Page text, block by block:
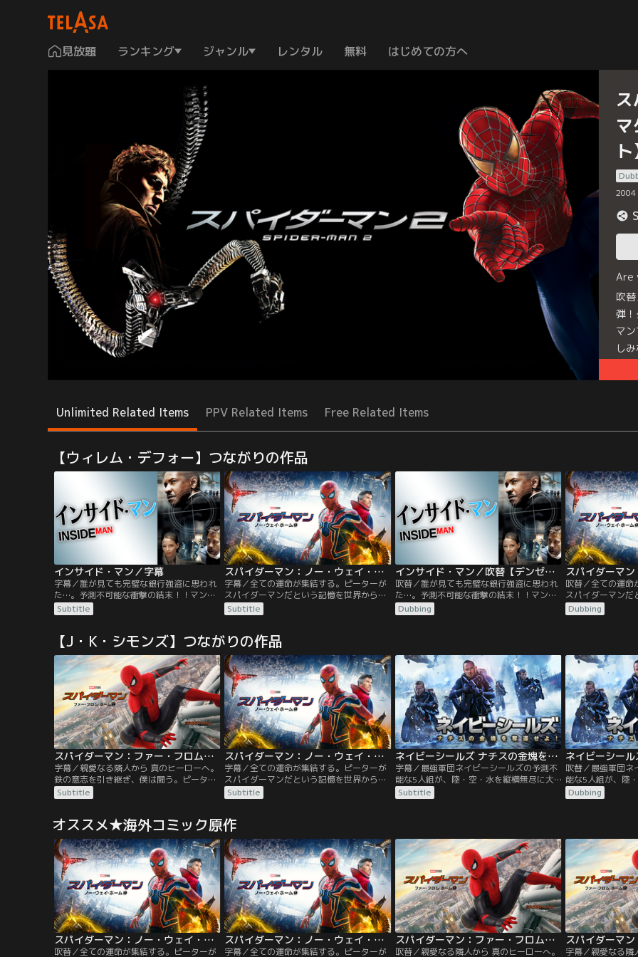
見放題 ランキング ジャンル レンタル 無料 はじめての方へ
2004
Are
吹
弾
マ
し
Unlimited Related Items PPV Related Items Free Related Items
【ウィレム・デフォー】つながりの作品
インサイド・マン／字幕
字幕／誰が見ても完璧な銀行強盗に思われ
た…。予測不可能な衝撃の結末！！マンハ
ッタンの銀行で強盗事件が発生！頭脳明晰
な犯人グループのリーダー、ダルトンは人
乱する。交渉の糸口が見つからず当惑する
捜査官フレイジャー。前代見聞の“完全犯
罪”の謎とは？
Subtitle
スパイダーマン：ノー・ウェイ・ホーム／字幕
字幕／全ての運命が集結する。ピーターが
スパイダーマンだという記憶を世界から消
すために、危険な呪文を唱えたドクター・
ストレンジ。その結果、このユニバース
エレクトロ、サンドマン、リザードといっ
た強敵たちを呼び寄せてしまう。マルチバ
ースが現実のものとなってしまい、次々と
スパイダーマンに襲い掛かるヴィランた
ち。
Subtitle
インサイド・マン／吹替【デンゼル・ワシントン＋クライブ・オーウェン】【スパイク・リー監督】
吹替／誰が見ても完璧な銀行強盗に思われ
た…。予測不可能な衝撃の結末！！マンハ
ッタンの銀行で強盗事件が発生！頭脳明晰
な犯人グループのリーダー、ダルトンは人
罪”の謎とは…！？
Dubbing
吹替／全ての運命
スパイダーマンだ
すために、危険な
ストレンジ。その
ースが現実のもの
スパイダーマンに
ち。
Dubbing
【J・K・シモンズ】つながりの作品
スパイダーマン：ファー・フロム・ホーム／字幕
字幕／親愛なる隣人から 真のヒーローへ。
鉄の意志を引き継ぎ、僕は闘う。ピーター
は夏休みに、学校の友人たちとヨーロッパ
旅行に出かける。しかしそこに待っていた
ューリーだった。迫りくる新たな脅威を察
したニックは、スパイダーマンの力を必要
としていたのだ。目の前に立ちはだかる脅
威に立ち向かう使命を…。
Subtitle
スパイダーマン：ノー・ウェイ・ホーム／字幕
字幕／全ての運命が集結する。ピーターが
スパイダーマンだという記憶を世界から消
すために、危険な呪文を唱えたドクター・
ストレンジ。その結果、このユニバース
エレクトロ、サンドマン、リザードといっ
た強敵たちを呼び寄せてしまう。マルチバ
ースが現実のものとなってしまい、次々と
スパイダーマンに襲い掛かるヴィランた
ち。
Subtitle
ネイビーシールズ ナチスの金塊を奪還せよ！／字幕【リュック・ベッソン製作・脚本】
字幕／最強軍団ネイビーシールズの予測不
能な5人組が、陸・空・水を縦横無尽に大
暴走！湖底に沈んだナチスの金塊奪還大作
戦、始動！！タイムリミットはわずか8時
すのか？彼らのとんでもない奇策とは！？
Subtitle
吹替／最強軍団ネ
能な5人組が、陸
暴走！湖底に沈ん
戦、始動！！タイ
すのか？彼らのと
Dubbing
オススメ★海外コミック原作
スパイダーマン：ノー・ウェイ・ホーム／吹替
吹替／全ての運命が集結する。ピーターが
スパイダーマン：ノー・ウェイ・ホーム／字幕
字幕／全ての運命が集結する。ピーターが
スパイダーマン：ファー・フロム・ホーム／吹替
吹替／親愛なる隣人から 真のヒーローへ。 字幕／親愛なる隣